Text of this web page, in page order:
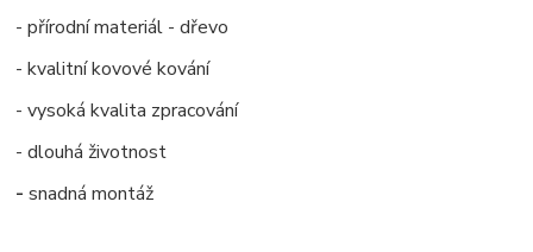
- přírodní materiál - dřevo
- kvalitní kovové kování
- vysoká kvalita zpracování
- dlouhá životnost
-snadná montáž